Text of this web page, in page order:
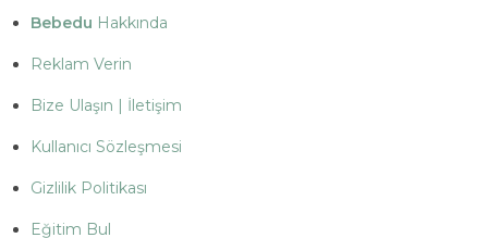
Bebedu Hakkında
Reklam Verin
Bize Ulaşın | İletişim
Kullanıcı Sözleşmesi
Gizlilik Politikası
Eğitim Bul